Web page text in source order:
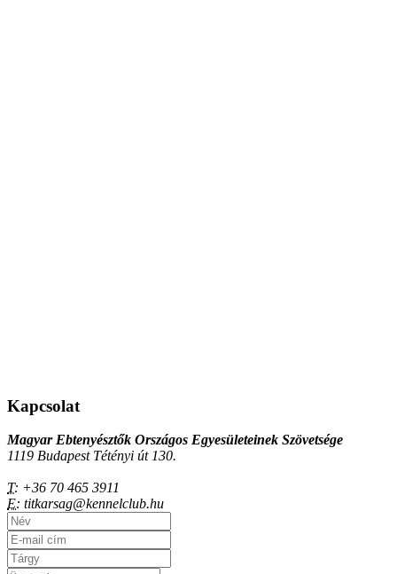
Kapcsolat
Magyar Ebtenyésztők Országos Egyesületeinek Szövetsége
1119 Budapest Tétényi út 130.
T: +36 70 465 3911
E: titkarsag@kennelclub.hu